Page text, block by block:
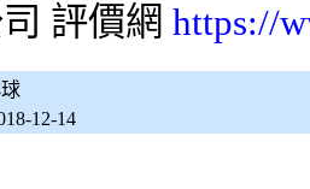
評價網 https://
12-14